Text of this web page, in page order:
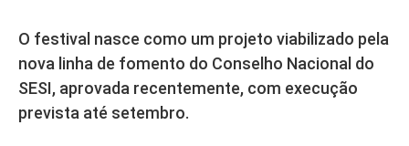
O festival nasce como um projeto viabilizado pela
nova linha de fomento do Conselho Nacional do
SESI, aprovada recentemente, com execução
prevista até setembro.